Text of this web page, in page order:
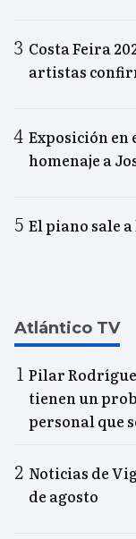
Costa Feira
artistas
Exposición en
homenaje a
El piano sale
Atlántico TV
Pilar
tienen un
personal que
Noticias de
de agosto